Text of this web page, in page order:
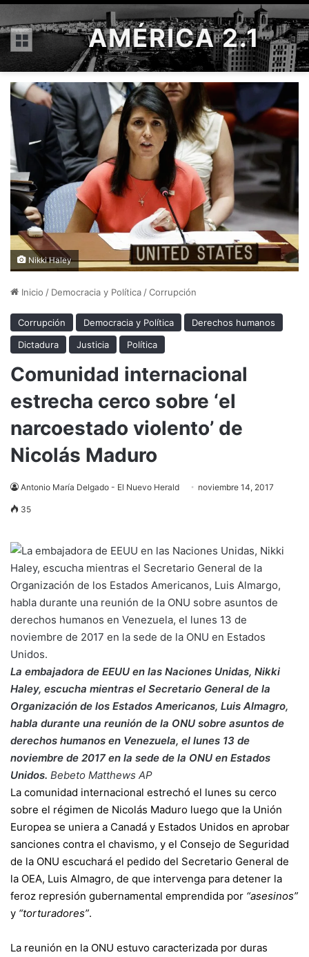
Menú AMÉRICA 2.1
Nikki Haley
Inicio / Democracia y Política /Corrupción
Corrupción Democracia y Política
Derechos humanos
Dictadura
Justicia Política
Comunidad internacional
estrecha cerco sobre ‘el
narcoestado violento’ de
Nicolás Maduro
Antonio María Delgado - El Nuevo Herald noviembre 14, 2017
35
La embajadora de EEUU en las Naciones Unidas, Nikki
Haley, escucha mientras el Secretario General de la
Organización de los Estados Americanos, Luis Almagro,
habla durante una reunión de la ONU sobre asuntos de
derechos humanos en Venezuela, el lunes 13 de
noviembre de 2017 en la sede de la ONU en Estados
Unidos. Bebeto Matthews AP
La comunidad internacional estrechó el lunes su cerco
sobre el régimen de Nicolás Maduro luego que la Unión
Europea se uniera a Canadá y Estados Unidos en aprobar
sanciones contra el chavismo, y el Consejo de Seguridad
de la ONU escuchará el pedido del Secretario General de
la OEA, Luis Almagro, de que intervenga para detener la
feroz represión gubernamental emprendida por “asesinos”
y “torturadores”.
La reunión en la ONU estuvo caracterizada por duras